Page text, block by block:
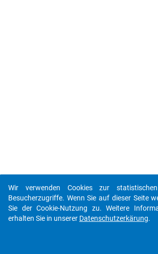
Wir verwenden Cookies zur
Besucherzugriffe. Wenn Sie auf dieser Seite
Sie der Cookie-Nutzung zu. Weitere
erhalten Sie in unserer Datenschutzerkärung.